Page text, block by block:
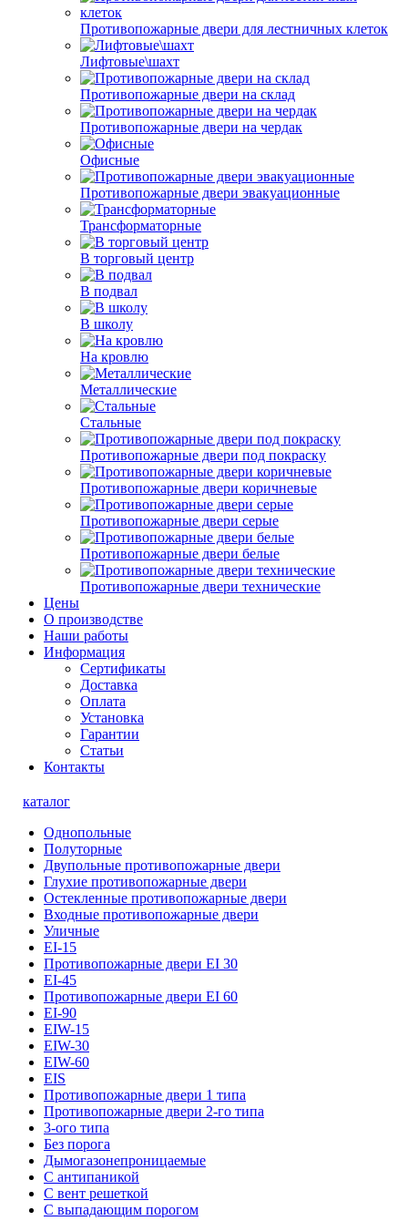
Противопожарные двери для лестничных клеток
Лифтовые\шахт
Противопожарные двери на склад
Противопожарные двери на чердак
Офисные
Противопожарные двери эвакуационные
Трансформаторные
В торговый центр
В подвал
В школу
На кровлю
Металлические
Стальные
Противопожарные двери под покраску
Противопожарные двери коричневые
Противопожарные двери серые
Противопожарные двери белые
Противопожарные двери технические
Цены
О производстве
Наши работы
Информация
Сертификаты
Доставка
Оплата
Установка
Гарантии
Статьи
Контакты
каталог
Однопольные
Полуторные
Двупольные противопожарные двери
Глухие противопожарные двери
Остекленные противопожарные двери
Входные противопожарные двери
Уличные
EI-15
Противопожарные двери EI 30
EI-45
Противопожарные двери EI 60
EI-90
EIW-15
EIW-30
EIW-60
EIS
Противопожарные двери 1 типа
Противопожарные двери 2-го типа
3-ого типа
Без порога
Дымогазонепроницаемые
С антипаникой
С вент решеткой
С выпадающим порогом